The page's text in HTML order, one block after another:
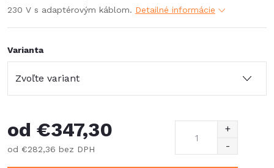
230 V s adaptérovým káblom. Detailné informácie
Varianta
od €347,30
od €282,36 bez DPH